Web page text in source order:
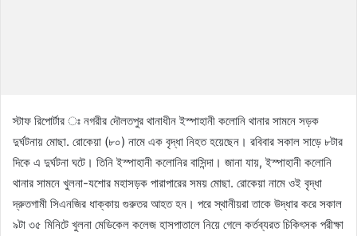
স্টাফ রিপোর্টার ঃ নগরীর দৌলতপুর থানাধীন ইস্পাহানী কলোনি থানার সামনে সড়ক
দুর্ঘটনায় মোছা. রোকেয়া (৮০) নামে এক বৃদ্ধা নিহত হয়েছেন। রবিবার সকাল সাড়ে ৮টার
দিকে এ দুর্ঘটনা ঘটে। তিনি ইস্পাহানী কলোনির বাসিন্দা। জানা যায়, ইস্পাহানী কলোনি
থানার সামনে খুলনা-যশোর মহাসড়ক পারাপারের সময় মোছা. রোকেয়া নামে ওই বৃদ্ধা
দ্রুতগামী সিএনজির ধাক্কায় গুরুতর আহত হন। পরে স্থানীয়রা তাকে উদ্ধার করে সকাল
৯টা ৩৫ মিনিটে খুলনা মেডিকেল কলেজ হাসপাতালে নিয়ে গেলে কর্তব্যরত চিকিৎসক পরীক্ষা